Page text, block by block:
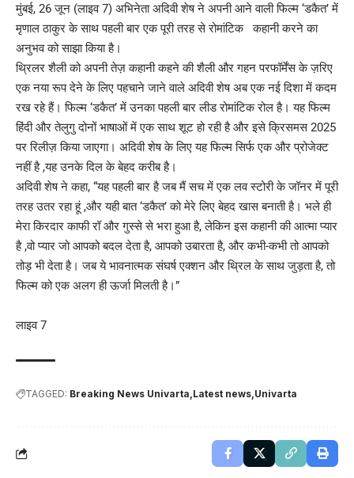
मुंबई, 26 जून (लाइव 7) अभिनेता अदिवी शेष ने अपनी आने वाली फिल्म ‘डकैत’ में
मृणाल ठाकुर के साथ पहली बार एक पूरी तरह से रोमांटिक कहानी करने का
अनुभव को साझा किया है।
थ्रिलर शैली को अपनी तेज़ कहानी कहने की शैली और गहन परफॉर्मेंस के ज़रिए
एक नया रूप देने के लिए पहचाने जाने वाले अदिवी शेष अब एक नई दिशा में कदम
रख रहे हैं। फिल्म ‘डकैत’ में उनका पहली बार लीड रोमांटिक रोल है। यह फिल्म
हिंदी और तेलुगु दोनों भाषाओं में एक साथ शूट हो रही है और इसे क्रिसमस 2025
पर रिलीज़ किया जाएगा। अदिवी शेष के लिए यह फिल्म सिर्फ एक और प्रोजेक्ट
नहीं है ,यह उनके दिल के बेहद करीब है।
अदिवी शेष ने कहा, “यह पहली बार है जब मैं सच में एक लव स्टोरी के जॉनर में पूरी
तरह उतर रहा हूं ,और यही बात ‘डकैत’ को मेरे लिए बेहद खास बनाती है। भले ही
मेरा किरदार काफी रॉ और गुस्से से भरा हुआ है, लेकिन इस कहानी की आत्मा प्यार
है ,वो प्यार जो आपको बदल देता है, आपको उबारता है, और कभी-कभी तो आपको
तोड़ भी देता है। जब ये भावनात्मक संघर्ष एक्शन और थ्रिल के साथ जुड़ता है, तो
फिल्म को एक अलग ही ऊर्जा मिलती है।”
लाइव 7
TAGGED: Breaking News Univarta Latest news Univarta